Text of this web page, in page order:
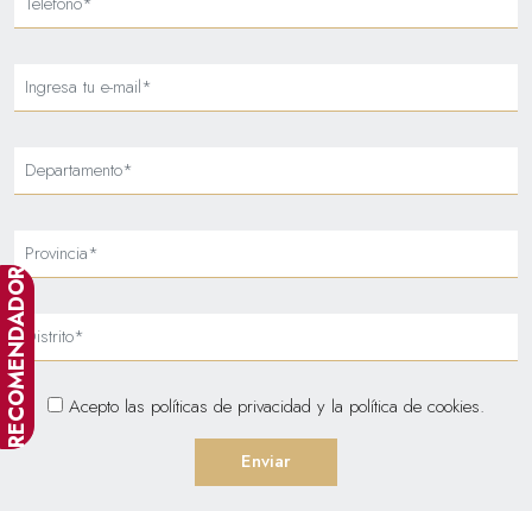
RECOMENDADOR Acepto las políticas de privacidad y la política de cookies.